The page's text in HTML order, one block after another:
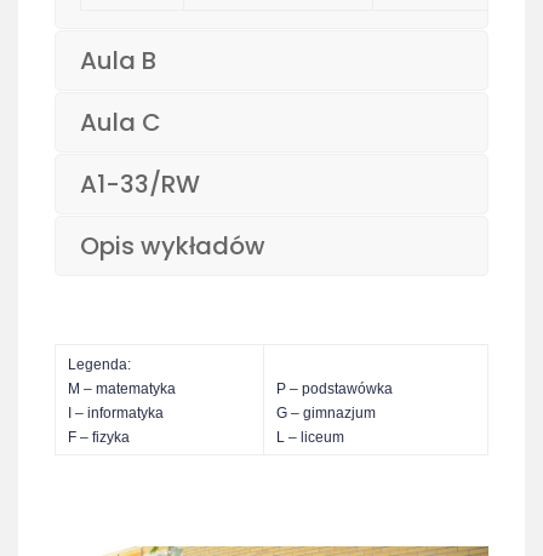
Aula B
Aula C
A1-33/RW
Opis wykładów
Legenda:
M – matematyka
I – informatyka
F – fizyka
P – podstawówka
G – gimnazjum
L – liceum